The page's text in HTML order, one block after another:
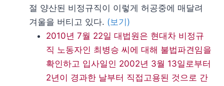
절 양산된 비정규직이 이렇게 허공중에 매달려
겨울을 버티고 있다. (보기)
2010년 7월 22일 대법원은 현대차 비정규
직 노동자인 최병승 씨에 대해 불법파견임을
확인하고 입사일인 2002년 3월 13일로부터
2년이 경과한 날부터 직접고용된 것으로 간